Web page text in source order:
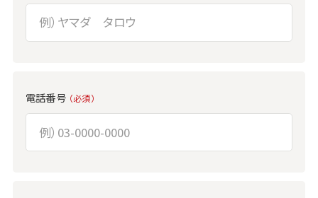
電話番号 （必須）